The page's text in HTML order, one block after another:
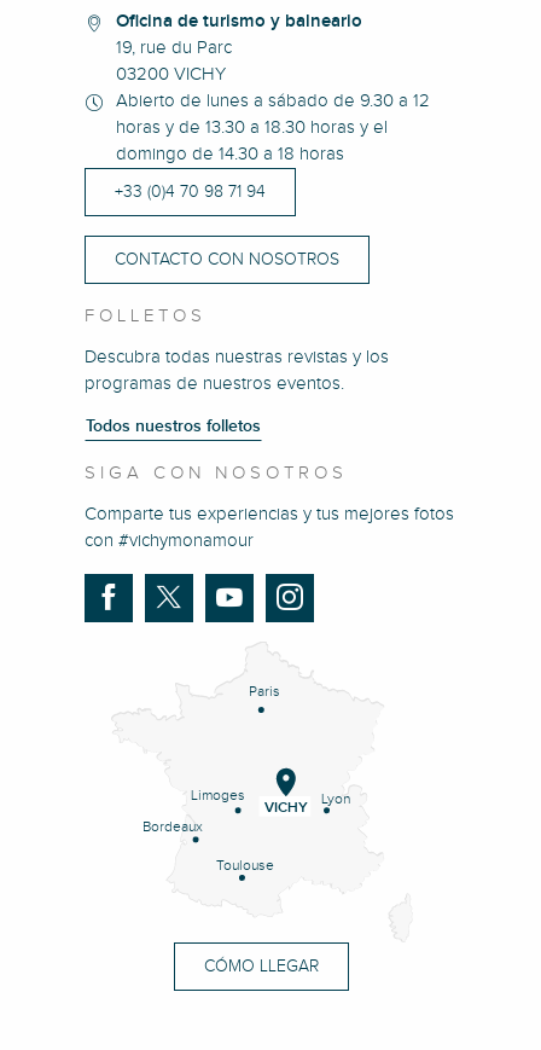
Oficina de turismo y balneario
19, rue du Parc
03200 VICHY
Abierto de lunes a sábado de 9.30 a 12
horas y de 13.30 a 18.30 horas y el
domingo de 14.30 a 18 horas
+33 (0)4 70 98 71 94
CONTACTO CON NOSOTROS
FOLLETOS
Descubra todas nuestras revistas y los
programas de nuestros eventos.
Todos nuestros folletos
SIGA CON NOSOTROS
Comparte tus experiencias y tus mejores fotos
con #vichymonamour
Paris
Lyon
Limoges
Bordeaux
Toulouse
VICHY
CÓMO LLEGAR